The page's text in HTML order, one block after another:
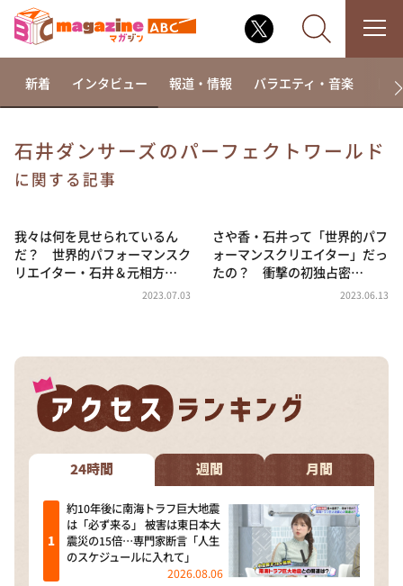
なるみ・岡村の過ぎるTV
これ余談なんですけど・・・
～人生密着トークバラエティ！～ やすとものいたっ
て真剣です
DAIGOも台所 ～きょうの献立 何にする？～
朝だ！生です旅サラダ
教えて！ニュースライブ 正義のミカタ
ＬＩＦＥ～夢のカタチ～
新婚さんいらっしゃい！
新着 インタビュー 報道・情報 バラエティ・音楽 ド
石井ダンサーズのパーフェクトワールド
に関する記事
我々は何を見せられているん
だ？ 世界的パフォーマンスク
リエイター・石井＆元相方…
2023.07.03
さや香・石井って「世界的パフ
ォーマンスクリエイター」だっ
たの？ 衝撃の初独占密…
2023.06.13
24時間 週間 月間
約10年後に南海トラフ巨大地震
は「必ず来る」 被害は東日本大
震災の15倍…専門家断言「人生
のスケジュールに入れて」
2026.08.06